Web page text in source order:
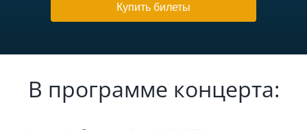
Купить билеты
В программе концерта: